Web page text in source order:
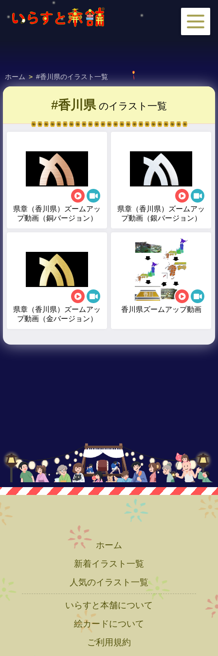
ホーム > #香川県のイラスト一覧
#香川県のイラスト一覧
県章（香川県）ズームアッ
プ動画（銅バージョン）
県章（香川県）ズームアッ
プ動画（銀バージョン）
県章（香川県）ズームアッ
プ動画（金バージョン）
香川県ズームアップ動画
ホーム
新着イラスト一覧
人気のイラスト一覧
いらすと本舗について
絵カードについて
ご利用規約